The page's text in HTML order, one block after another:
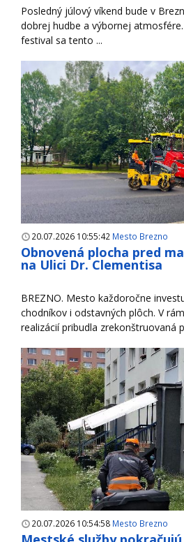
Posledný júlový víkend bude v
dobrej hudbe a výbornej
festival sa tento ...
20.07.2026 10:55:42 Mesto Brezno
Obnovená plocha pred
na Ulici Dr. Clementisa
BREZNO. Mesto každoročne
chodníkov i odstavných plôch. V
realizácií pribudla zrekonštruovaná
20.07.2026 10:54:58 Mesto Brezno